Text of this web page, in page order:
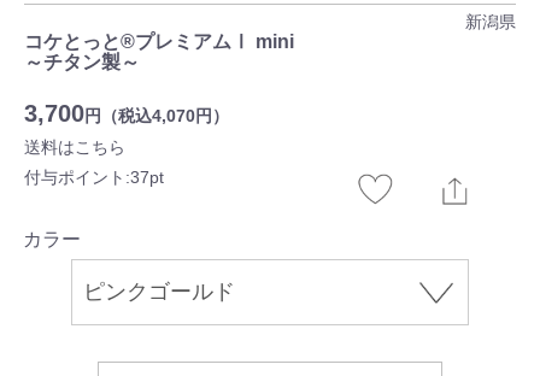
新潟県
コケとっと®プレミアムⅠ mini
～チタン製～
3,700円（税込4,070円）
送料はこちら
付与ポイント:37pt
カラー